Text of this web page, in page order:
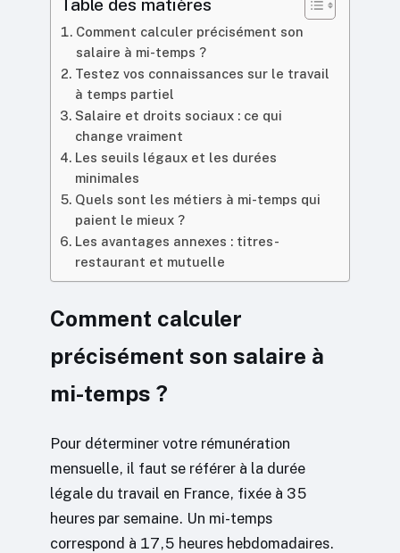
Table des matières
Comment calculer précisément son
salaire à mi-temps ?
Testez vos connaissances sur le travail
à temps partiel
Salaire et droits sociaux : ce qui
change vraiment
Les seuils légaux et les durées
minimales
Quels sont les métiers à mi-temps qui
paient le mieux ?
Les avantages annexes : titres-
restaurant et mutuelle
Comment calculer
précisément son salaire à
mi-temps ?
Pour déterminer votre rémunération
mensuelle, il faut se référer à la durée
légale du travail en France, fixée à 35
heures par semaine. Un mi-temps
correspond à 17,5 heures hebdomadaires.